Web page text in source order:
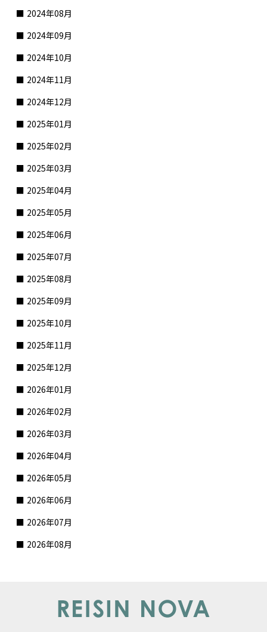
2024年08月
2024年09月
2024年10月
2024年11月
2024年12月
2025年01月
2025年02月
2025年03月
2025年04月
2025年05月
2025年06月
2025年07月
2025年08月
2025年09月
2025年10月
2025年11月
2025年12月
2026年01月
2026年02月
2026年03月
2026年04月
2026年05月
2026年06月
2026年07月
2026年08月